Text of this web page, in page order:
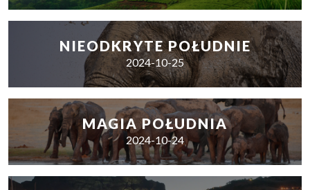
NIEODKRYTE POŁUDNIE
2024-10-25
MAGIA POŁUDNIA
2024-10-24